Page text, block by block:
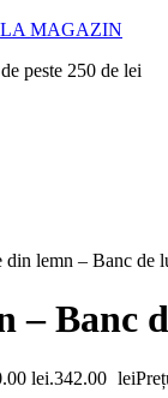
MAGAZIN
peste 250 de lei
din lemn – Banc de
– Banc
lei.342.00 lei